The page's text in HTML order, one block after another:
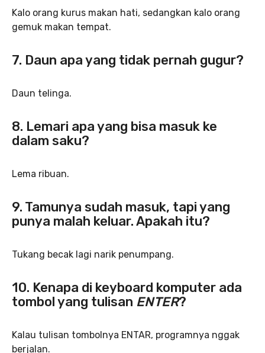
Kalo orang kurus makan hati, sedangkan kalo orang
gemuk makan tempat.
7. Daun apa yang tidak pernah gugur?
Daun telinga.
8. Lemari apa yang bisa masuk ke
dalam saku?
Lema ribuan.
9. Tamunya sudah masuk, tapi yang
punya malah keluar. Apakah itu?
Tukang becak lagi narik penumpang.
10. Kenapa di keyboard komputer ada
tombol yang tulisan ENTER?
Kalau tulisan tombolnya ENTAR, programnya nggak
berjalan.